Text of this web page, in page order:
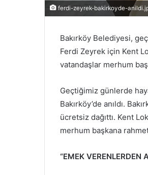
ferdi-zeyrek-bakirkoyde-
Bakırköy Belediyesi,
Ferdi Zeyrek için Kent
vatandaşlar merhum
Geçtiğimiz günlerde
Bakırköy’de anıldı.
ücretsiz dağıttı. Kent
merhum başkana
“EMEK VERENLERDEN